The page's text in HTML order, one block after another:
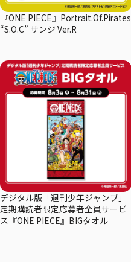
『ONE PIECE』Portrait.Of.Pirates
“S.O.C” サンジ Ver.R
デジタル版「週刊少年ジャンプ」
定期購読者限定応募者全員サービ
ス『ONE PIECE』BIGタオル